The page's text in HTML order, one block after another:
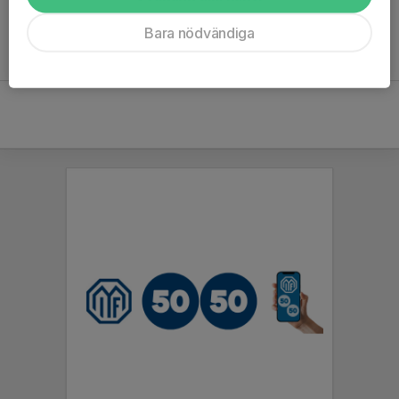
Inget referat skrivet
Bara nödvändiga